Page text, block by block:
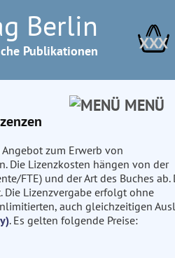
Berlin
Publikationen XXX
MENÜ
zum Erwerb von
Die Lizenzkosten hängen von der
FTE) und der Art des Buches ab.
Lizenzvergabe erfolgt ohne
auch gleichzeitigen
. Es gelten folgende Preise: